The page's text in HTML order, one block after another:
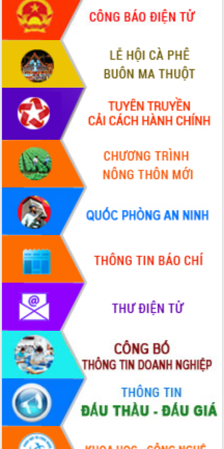
món ăn từ sầu riêng
Đắk Lắk công bố Quy hoạch và xúc
tiến đầu tư tỉnh
Ngành cá ngừ Đắk Lắk chủ động thích
ứng để giữ vững thị trường xuất khẩu
Diễn đàn Kinh tế tư nhân Việt Nam đột
phá cơ chế - Hợp tác công tư
Đề án 06 tạo bước ngoặt đột phá trong
cải cách hành chính tỉnh Đắk Lắk
Kết nối tour, đẩy mạnh chuyển đổi số
để phát triển du lịch Đắk Lắk
Khởi động Dự án Đầu tư xây dựng hạ
tầng kỹ thuật Cụm công nghiệp Tân
Gặp mặt các cơ quan báo chí nhân Kỷ
niệm 101 năm Ngày Báo chí Cách
mạng Việt Nam
Đắk Lắk sơ kết 4 năm triển khai thực
hiện Đề án 06 của Chính phủ
Họp báo thông tin về Hội nghị Công bố
Quy hoạch và Xúc tiến đầu tư tỉnh Đắk
Lắk
Khơi thông điểm nghẽn, đẩy nhanh
giải ngân vốn khắc phục thiên tai
HĐND tỉnh thông qua điều chỉnh Quy
hoạch tỉnh thời kỳ 2021-2030
Hội thảo góp ý hồ sơ điều chỉnh quy
hoạch tỉnh Đắk Lắk thời kỳ 2021-2030,
tầm nhìn đến năm 2050
Nâng cao hiệu quả hoạt động của các
doanh nghiệp nhà nước
Hội nghị triển khai kết nối mạng
truyền số liệu chuyên dùng phục vụ cơ
quan Đảng, Nhà nước
Lễ phát động chuỗi hoạt động chung
tay làm sạch môi trường
Xã Ea Kar bước chuyển mình trong
công tác cải cách hành chính mô hình
mới
UBND tỉnh họp báo định kỳ tháng 4
năm 2026